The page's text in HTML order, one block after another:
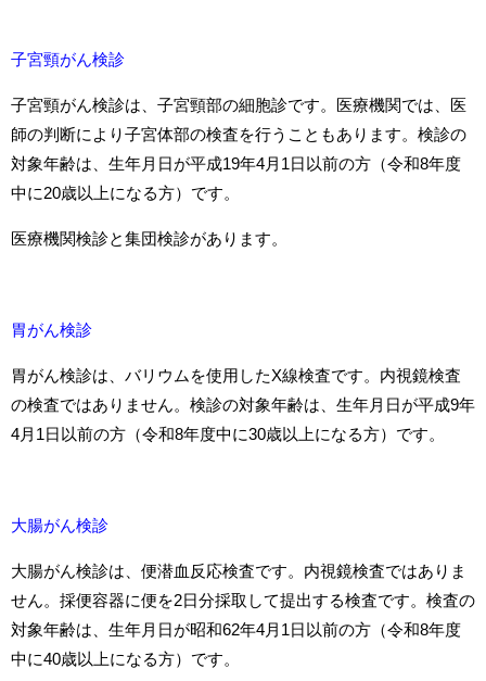
子宮頸がん検診
子宮頸がん検診は、子宮頸部の細胞診です。医療機関では、医
師の判断により子宮体部の検査を行うこともあります。検診の
対象年齢は、生年月日が平成19年4月1日以前の方（令和8年度
中に20歳以上になる方）です。
医療機関検診と集団検診があります。
胃がん検診
胃がん検診は、バリウムを使用したX線検査です。内視鏡検査
の検査ではありません。検診の対象年齢は、生年月日が平成9年
4月1日以前の方（令和8年度中に30歳以上になる方）です。
大腸がん検診
大腸がん検診は、便潜血反応検査です。内視鏡検査ではありま
せん。採便容器に便を2日分採取して提出する検査です。検査の
対象年齢は、生年月日が昭和62年4月1日以前の方（令和8年度
中に40歳以上になる方）です。